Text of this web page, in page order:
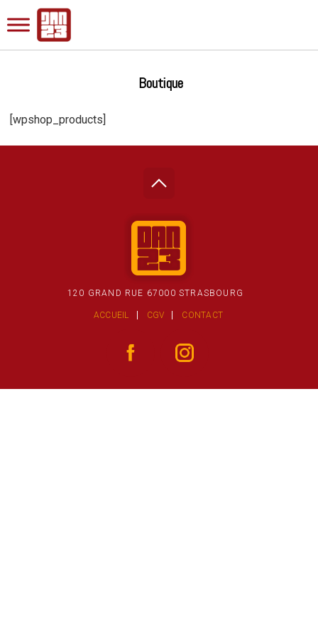
Boutique
[wpshop_products]
120 GRAND RUE 67000 STRASBOURG
ACCUEIL CGV CONTACT